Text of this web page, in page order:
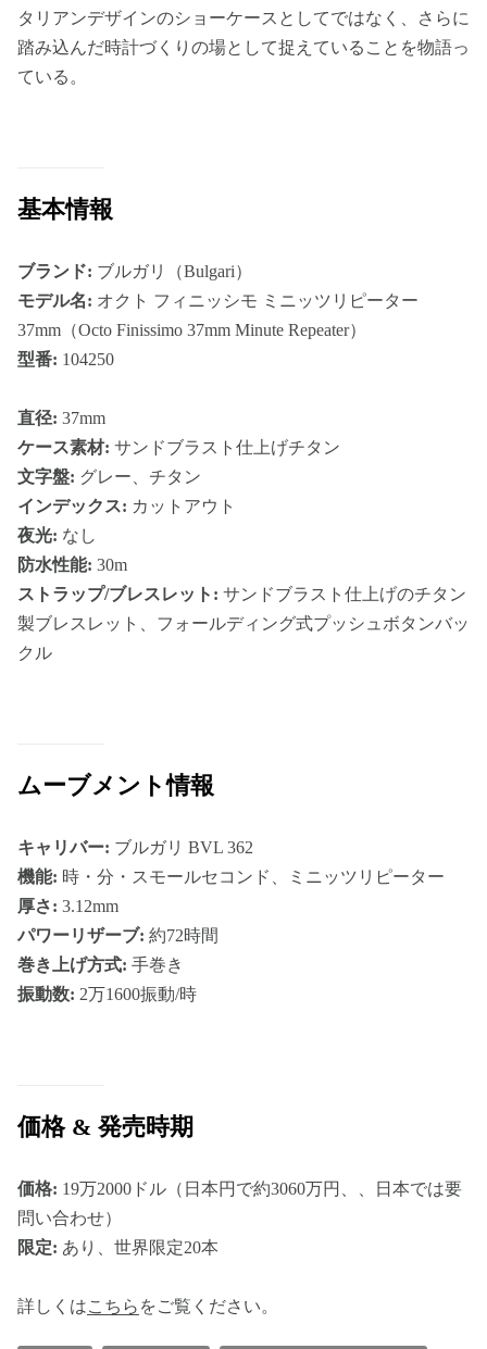
タリアンデザインのショーケースとしてではなく、さらに
踏み込んだ時計づくりの場として捉えていることを物語っ
ている。
基本情報
ブランド: ブルガリ（Bulgari）
モデル名: オクト フィニッシモ ミニッツリピーター
37mm（Octo Finissimo 37mm Minute Repeater）
型番: 104250
直径: 37mm
ケース素材: サンドブラスト仕上げチタン
文字盤: グレー、チタン
インデックス: カットアウト
夜光: なし
防水性能: 30m
ストラップ/ブレスレット: サンドブラスト仕上げのチタン
製ブレスレット、フォールディング式プッシュボタンバッ
クル
ムーブメント情報
キャリバー: ブルガリ BVL 362
機能: 時・分・スモールセコンド、ミニッツリピーター
厚さ: 3.12mm
パワーリザーブ: 約72時間
巻き上げ方式: 手巻き
振動数: 2万1600振動/時
価格 & 発売時期
価格: 19万2000ドル（日本円で約3060万円、、日本では要
問い合わせ）
限定: あり、世界限定20本
詳しくはこちら をご覧ください。